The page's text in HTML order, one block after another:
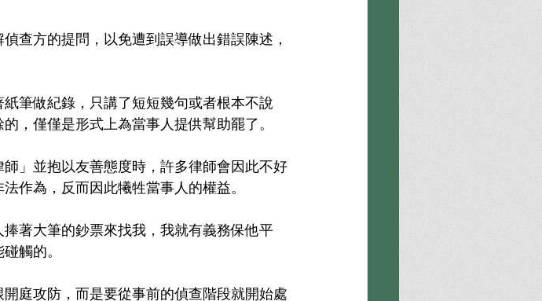
查方的提問，以免遭到誤導做出錯誤陳述，
筆做紀錄，只講了短短幾句或者根本不說
，僅僅是形式上為當事人提供幫助罷了。
」並抱以友善態度時，許多律師會因此不好
作為，反而因此犧牲當事人的權益。
著大筆的鈔票來找我，我就有義務保他平
觸的。
庭攻防，而是要從事前的偵查階段就開始處